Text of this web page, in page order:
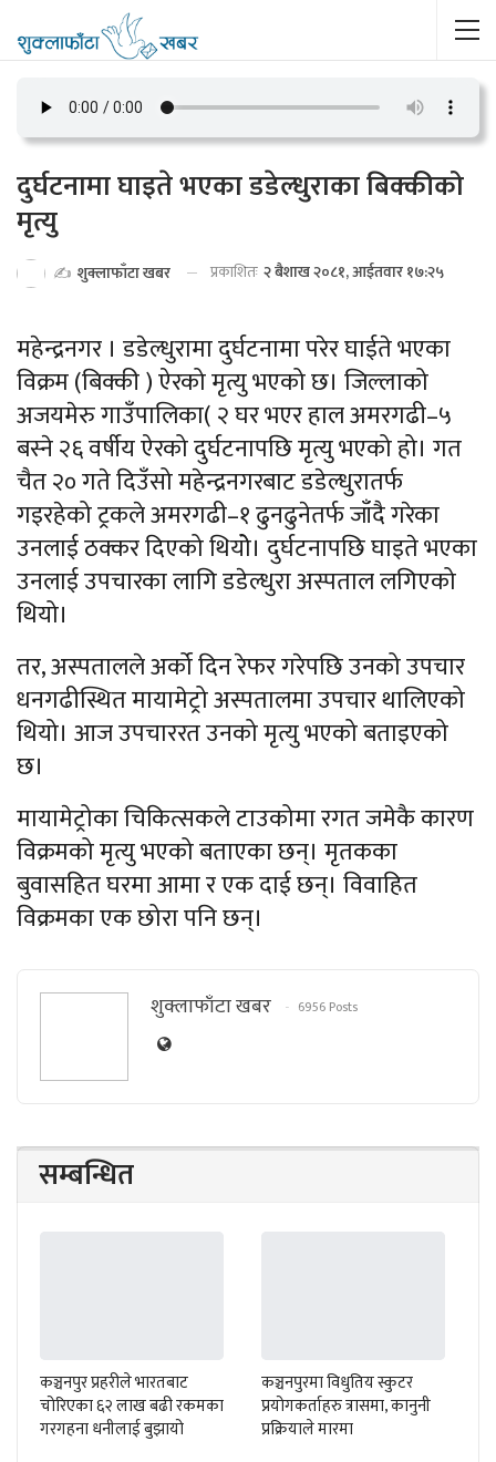
दुर्घटनामा घाइते भएका डडेल्धुराका बिक्कीको
मृत्यु
✍️ शुक्लाफाँटा खबर प्रकाशितः २ बैशाख २०८१, आईतवार १७:२५
महेन्द्रनगर । डडेल्धुरामा दुर्घटनामा परेर घाईते भएका
विक्रम (बिक्की ) ऐरको मृत्यु भएको छ। जिल्लाको
अजयमेरु गाउँपालिका( २ घर भएर हाल अमरगढी–५
बस्ने २६ वर्षीय ऐरको दुर्घटनापछि मृत्यु भएको हो। गत
चैत २० गते दिउँसो महेन्द्रनगरबाट डडेल्धुरातर्फ
गइरहेको ट्रकले अमरगढी–१ ढुनढुनेतर्फ जाँदै गरेका
उनलाई ठक्कर दिएको थियोे। दुर्घटनापछि घाइते भएका
उनलाई उपचारका लागि डडेल्धुरा अस्पताल लगिएको
थियो।
तर, अस्पतालले अर्को दिन रेफर गरेपछि उनको उपचार
धनगढीस्थित मायामेट्रो अस्पतालमा उपचार थालिएको
थियो। आज उपचाररत उनको मृत्यु भएको बताइएको
छ।
मायामेट्रोका चिकित्सकले टाउकोमा रगत जमेकै कारण
विक्रमको मृत्यु भएको बताएका छन्। मृतकका
बुवासहित घरमा आमा र एक दाई छन्। विवाहित
विक्रमका एक छोरा पनि छन्।
शुक्लाफाँटा खबर 6956 Posts
सम्बन्धित
कञ्चनपुर प्रहरीले भारतबाट
चोरिएका ६२ लाख बढी रकमका
गरगहना धनीलाई बुझायो
कञ्चनपुरमा विधुतिय स्कुटर
प्रयोगकर्ताहरु त्रासमा, कानुनी
प्रक्रियाले मारमा